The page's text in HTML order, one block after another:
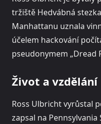
tržiště Hedvábná
Manhattanu uznala
účelem hackování
pseudonymem „Dread
Život a vzdělání
Ross Ulbricht vyrůstal
zapsal na